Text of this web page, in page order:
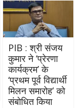
PIB : श्री संजय
कुमार ने ‘प्रेरणा
कार्यक्रम’ के
‘प्रथम पूर्व विद्यार्थी
मिलन समारोह’ को
संबोधित किया